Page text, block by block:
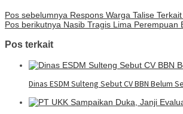
Pos sebelumnya Respons Warga Talise
Pos berikutnya Nasib Tragis Lima Perempuan
Pos terkait
Dinas ESDM Sulteng Sebut CV BBN Belum